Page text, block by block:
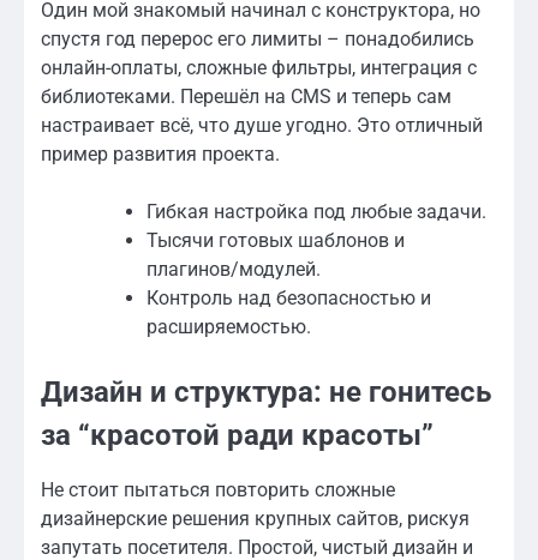
Один мой знакомый начинал с конструктора, но
спустя год перерос его лимиты – понадобились
онлайн-оплаты, сложные фильтры, интеграция с
библиотеками. Перешёл на CMS и теперь сам
настраивает всё, что душе угодно. Это отличный
пример развития проекта.
Гибкая настройка под любые задачи.
Тысячи готовых шаблонов и
плагинов/модулей.
Контроль над безопасностью и
расширяемостью.
Дизайн и структура: не гонитесь
за “красотой ради красоты”
Не стоит пытаться повторить сложные
дизайнерские решения крупных сайтов, рискуя
запутать посетителя. Простой, чистый дизайн и